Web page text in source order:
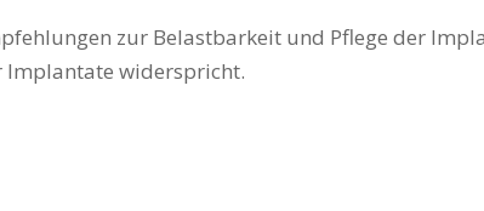
zur Belastbarkeit und Pflege der
widerspricht.